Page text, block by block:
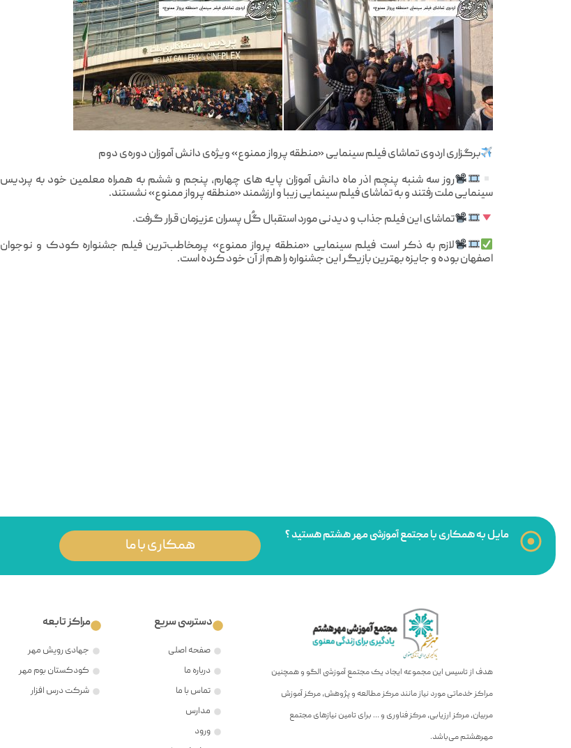
برگزاری اردوی تماشای فیلم سینمایی «منطقه پرواز ممنوع» ویژه‌ی دانش آموزان دوره‌ی دوم
روز سه شنبه پنچم اذر ماه دانش آموزان پایه های چهارم، پنجم و ششم به همراه معلمین خود به پردیس
سینمایی ملت رفتند و به تماشای فیلم سینمایی زیبا و ارزشمند «منطقه پرواز ممنوع» نشستند.
تماشای این فیلم جذاب و دیدنی مورد استقبال گُل پسران عزیزمان قرار گرفت.
لازم به ذکر است فیلم سینمایی «منطقه پرواز ممنوع» پرمخاطب‌ترین فیلم جشنواره کودک و نوجوان
اصفهان بوده و جایزه بهترین بازیگر این جشنواره را هم از آن خود کرده است.
مایل به همکاری با مجتمع آموزشی مهر هشتم هستید ؟
همکاری با ما
هدف از تاسیس این مجموعه ایجاد یک مجتمع آموزشی الگو و همچنین
مراکز خدماتی مورد نیاز مانند مرکز مطالعه و پژوهش، مرکز آموزش
مربیان، مرکز ارزیابی، مرکز فناوری و … برای تامین نیازهای مجتمع
مهرهشتم می‌باشد.
دسترسی سریع
صفحه اصلی
درباره ما
تماس با ما
مدارس
ورود
مراکز تابعه
جهادی رویش مهر
کودکستان بوم مهر
شرکت درس افزار